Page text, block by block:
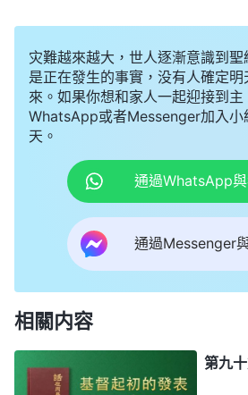
灾難越來越大，世人逐漸意識到
是正在發生的事實，没有人確定
來。如果你想和家人一起迎接到
WhatsApp或者Messenger加入小
天。
通過WhatsApp
通過Messenger
相關内容
第九